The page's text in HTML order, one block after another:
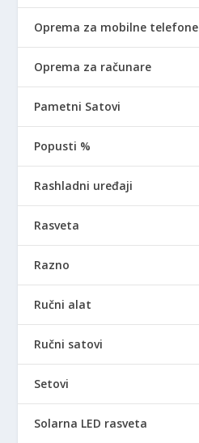
Oprema za mobilne telefone
Oprema za računare
Pametni Satovi
Popusti %
Rashladni uređaji
Rasveta
Razno
Ručni alat
Ručni satovi
Setovi
Solarna LED rasveta